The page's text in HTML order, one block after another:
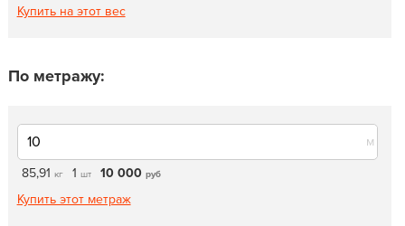
Купить на этот вес
По метражу:
м
85,91 кг 1 шт 10 000 руб
Купить этот метраж